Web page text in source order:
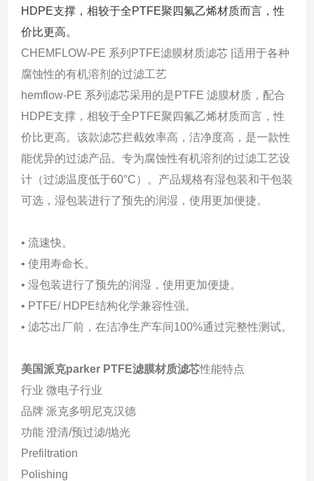
HDPE支撑，相较于全PTFE聚四氟乙烯材质而言，性
价比更高。
CHEMFLOW-PE 系列PTFE滤膜材质滤芯 |适用于各种
腐蚀性的有机溶剂的过滤工艺
hemflow-PE 系列滤芯采用的是PTFE 滤膜材质，配合
HDPE支撑，相较于全PTFE聚四氟乙烯材质而言，性
价比更高。该款滤芯拦截效率高，洁净度高，是一款性
能优异的过滤产品。专为腐蚀性有机溶剂的过滤工艺设
计（过滤温度低于60°C）。产品规格有湿包装和干包装
可选，湿包装进行了预先的润湿，使用更加便捷。
• 流速快。
• 使用寿命长。
• 湿包装进行了预先的润湿，使用更加便捷。
• PTFE/ HDPE结构化学兼容性强。
• 滤芯出厂前，在洁净生产车间100%通过完整性测试。
美国派克parker PTFE滤膜材质滤芯性能特点
行业 微电子行业
品牌 派克多明尼克汉德
功能 澄清/预过滤/抛光
Prefiltration
Polishing